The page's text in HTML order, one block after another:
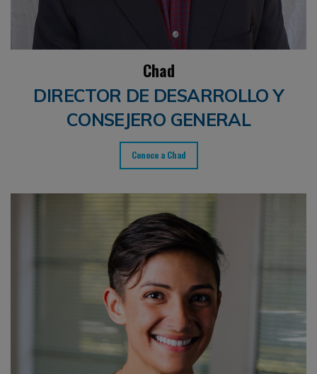
Chad
DIRECTOR DE DESARROLLO Y
CONSEJERO GENERAL
Conoce a Chad